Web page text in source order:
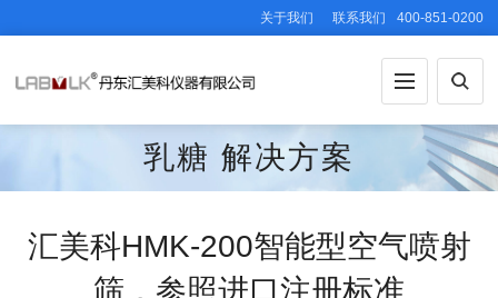
关于我们 联系我们 400-851-0200
乳糖 解决方案
汇美科HMK-200智能型空气喷射
筛，参照进口注册标准